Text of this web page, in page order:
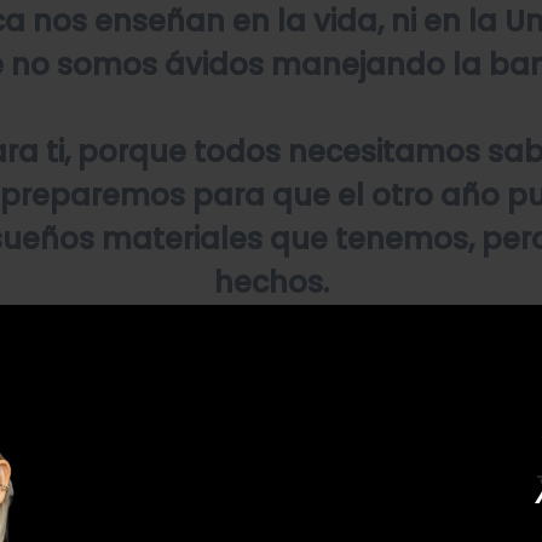
nos enseñan en la vida, ni en la
somos ávidos manejando la
ti, porque todos necesitamos
para que el otro año
materiales que tenemos,
hechos.